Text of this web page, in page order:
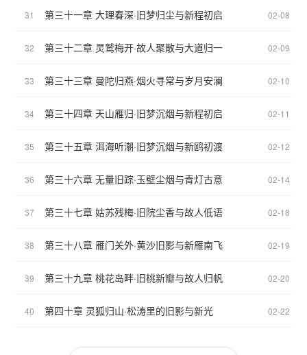
31 第三十一章 大理春深·旧梦归尘与新程初启 02-08
32 第三十二章 灵鹫梅开·故人聚散与大道归一 02-09
33 第三十三章 曼陀归燕·烟火寻常与岁月安澜 02-10
34 第三十四章 天山雁归·旧梦沉烟与新程初启 02-11
35 第三十五章 洱海听潮·旧梦沉烟与新鸥初渡 02-12
36 第三十六章 无量旧踪·玉壁尘烟与青灯古意 02-14
37 第三十七章 姑苏残梅·旧院尘香与故人低语 02-18
38 第三十八章 雁门关外·黄沙旧影与新雁南飞 02-19
39 第三十九章 桃花岛畔·旧桃新瓣与故人归帆 02-20
40 第四十章 灵狐归山·松涛里的旧影与新光 02-22